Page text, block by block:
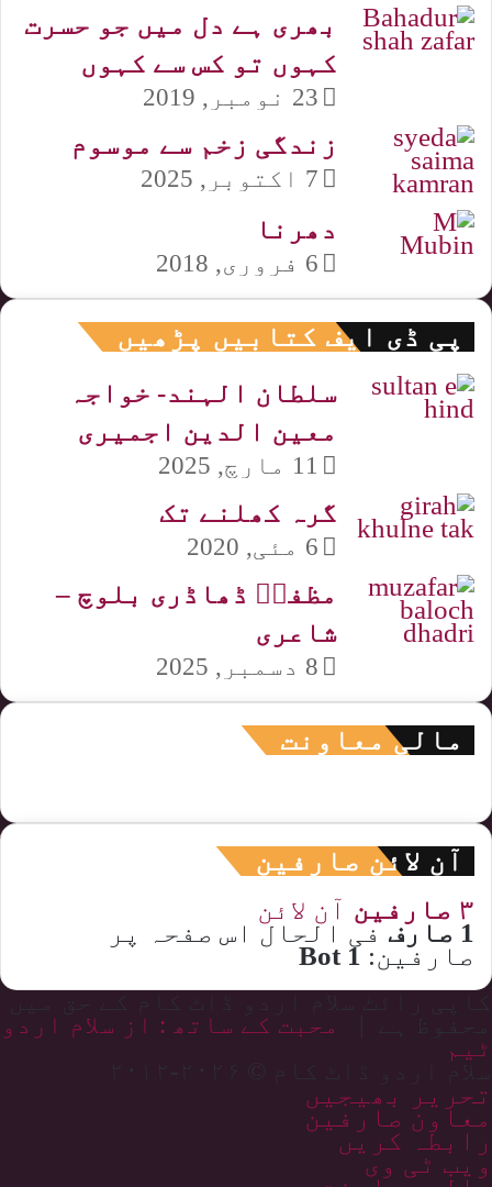
بھری ہے دل میں جو حسرت
کہوں تو کس سے کہوں
23 نومبر, 2019
زندگی زخم سے موسوم
7 اکتوبر, 2025
دھرنا
6 فروری, 2018
پی ڈی ایف کتابیں پڑھیں
سلطان الہند- خواجہ
معین الدین اجمیری
11 مارچ, 2025
گرہ کھلنے تک
6 مئی, 2020
مظفرؔ ڈھاڈری بلوچ –
شاعری
8 دسمبر, 2025
مالی معاونت
آن لائن صارفین
۳ صارفین آن لائن
1 صارف فی الحال اس صفحہ پر
صارفین: 1 Bot
محبت کے ساتھ : از سلام اردو
ٹیم
سلام اردو ڈاٹ کام © ۲۰۲۶-۲۰۱۲
تحریر بھیجیں
معاون صارفین
رابطہ کریں
ویب ٹی وی